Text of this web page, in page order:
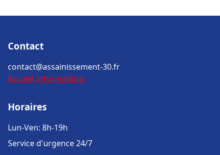
Contact
contact@assainissement-30.fr
Accueil Informations
Horaires
Lun-Ven: 8h-19h
Service d'urgence 24/7